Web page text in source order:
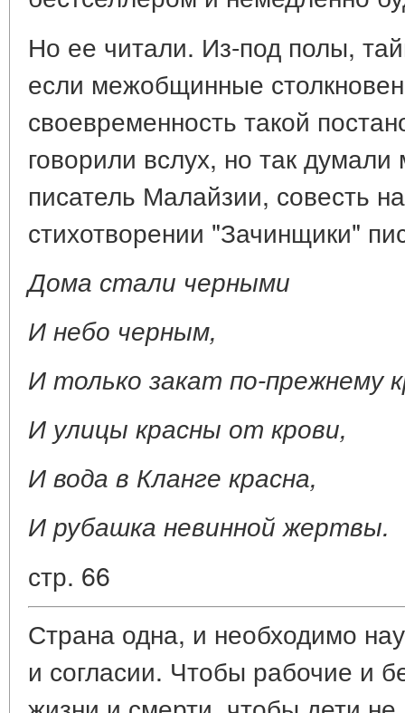
Но ее читали. Из-под полы,
если межобщинные
своевременность такой
говорили вслух, но так
писатель Малайзии, совесть
стихотворении "Зачинщики"
Дома стали черными
И небо черным,
И только закат по-прежнему
И улицы красны от крови,
И вода в Кланге красна,
И рубашка невинной жертвы.
стр. 66
Страна одна, и необходимо
и согласии. Чтобы рабочие и